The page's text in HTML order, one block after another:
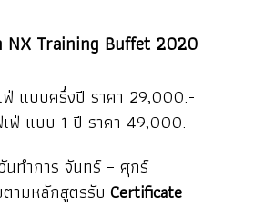
NX Training Buffet 2020
ฟ่ แบบครึ่งปี ราคา 29,000.-
ฟ่ แบบ 1 ปี ราคา 49,000.-
นทำการ จันทร์ – ศุกร์
ามหลักสูตรรับ Certificate